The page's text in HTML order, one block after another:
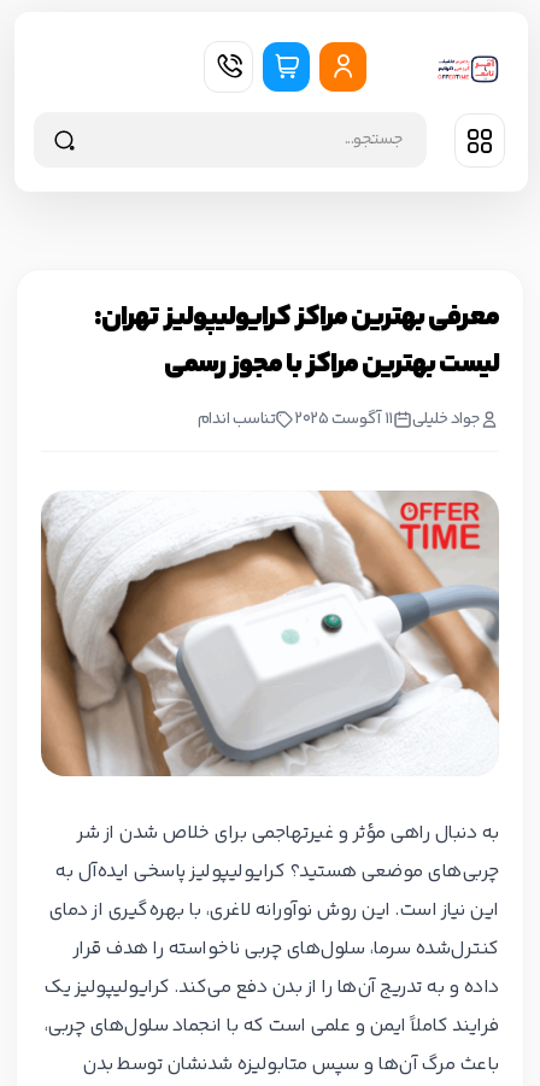
معرفی بهترین مراکز کرایولیپولیز تهران:
لیست بهترین مراکز با مجوز رسمی
جواد خليلي 11 آگوست 2025 تناسب اندام
به دنبال راهی مؤثر و غیرتهاجمی برای خلاص شدن از شر
چربی‌های موضعی هستید؟ کرایولیپولیز پاسخی ایده‌آل به
این نیاز است. این روش نوآورانه لاغری، با بهره‌گیری از دمای
کنترل‌شده سرما، سلول‌های چربی ناخواسته را هدف قرار
داده و به تدریج آن‌ها را از بدن دفع می‌کند. کرایولیپولیز یک
فرایند کاملاً ایمن و علمی است که با انجماد سلول‌های چربی،
باعث مرگ آن‌ها و سپس متابولیزه شدنشان توسط بدن